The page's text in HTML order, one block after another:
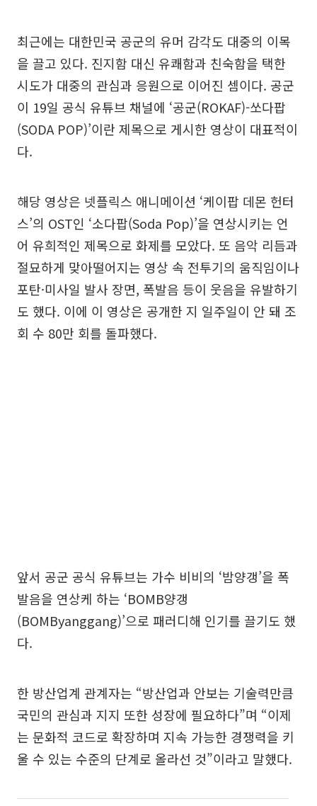
최근에는 대한민국 공군의 유머 감각도 대중의 이목
을 끌고 있다. 진지함 대신 유쾌함과 친숙함을 택한
시도가 대중의 관심과 응원으로 이어진 셈이다. 공군
이 19일 공식 유튜브 채널에 ‘공군(ROKAF)-쏘다팝
(SODA POP)’이란 제목으로 게시한 영상이 대표적이
다.
해당 영상은 넷플릭스 애니메이션 ‘케이팝 데몬 헌터
스’의 OST인 ‘소다팝(Soda Pop)’을 연상시키는 언
어 유희적인 제목으로 화제를 모았다. 또 음악 리듬과
절묘하게 맞아떨어지는 영상 속 전투기의 움직임이나
포탄·미사일 발사 장면, 폭발음 등이 웃음을 유발하기
도 했다. 이에 이 영상은 공개한 지 일주일이 안 돼 조
회 수 80만 회를 돌파했다.
앞서 공군 공식 유튜브는 가수 비비의 ‘밤양갱’을 폭
발음을 연상케 하는 ‘BOMB양갱
(BOMByanggang)’으로 패러디해 인기를 끌기도 했
다.
한 방산업계 관계자는 “방산업과 안보는 기술력만큼
국민의 관심과 지지 또한 성장에 필요하다”며 “이제
는 문화적 코드로 확장하며 지속 가능한 경쟁력을 키
울 수 있는 수준의 단계로 올라선 것”이라고 말했다.